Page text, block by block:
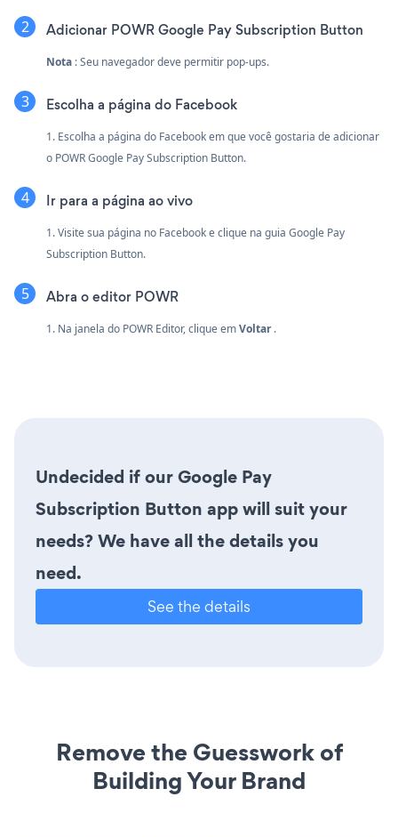
Adicionar POWR Google Pay Subscription Button
Nota : Seu navegador deve permitir pop-ups.
Escolha a página do Facebook
1. Escolha a página do Facebook em que você gostaria de adicionar
o POWR Google Pay Subscription Button.
Ir para a página ao vivo
1. Visite sua página no Facebook e clique na guia Google Pay
Subscription Button.
Abra o editor POWR
1. Na janela do POWR Editor, clique emVoltar.
Undecided if our Google Pay
Subscription Button app will suit your
needs? We have all the details you
need.
See the details
Remove the Guesswork of
Building Your Brand